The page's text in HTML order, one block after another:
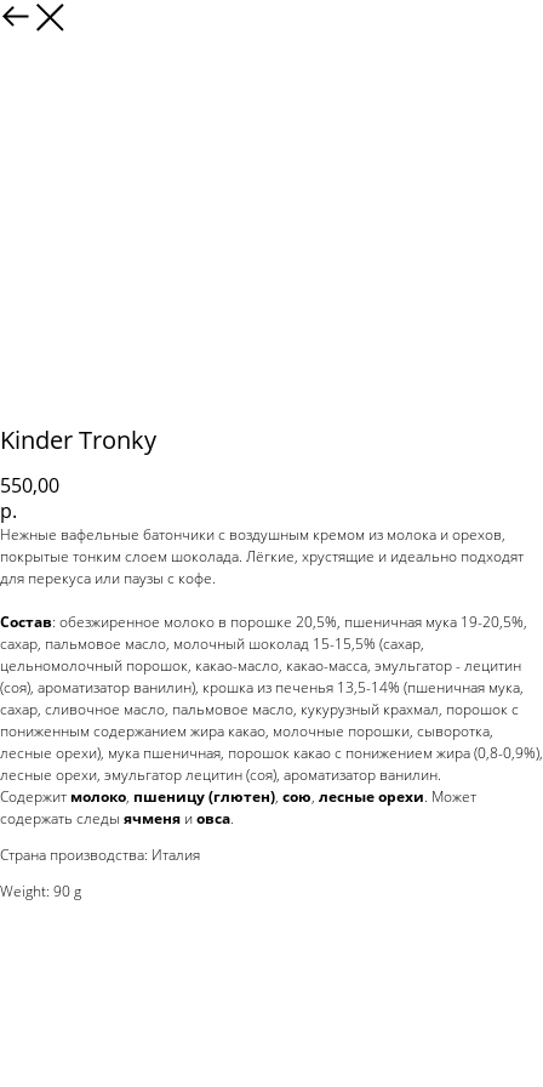
Kinder Tronky
550,00
р.
Нежные вафельные батончики с воздушным кремом из молока и орехов,
покрытые тонким слоем шоколада. Лёгкие, хрустящие и идеально подходят
для перекуса или паузы с кофе.
Состав: обезжиренное молоко в порошке 20,5%, пшеничная мука 19-20,5%,
сахар, пальмовое масло, молочный шоколад 15-15,5% (сахар,
цельномолочный порошок, какао-масло, какао-масса, эмульгатор - лецитин
(соя), ароматизатор ванилин), крошка из печенья 13,5-14% (пшеничная мука,
сахар, сливочное масло, пальмовое масло, кукурузный крахмал, порошок с
пониженным содержанием жира какао, молочные порошки, сыворотка,
лесные орехи), мука пшеничная, порошок какао с понижением жира (0,8-0,9%),
лесные орехи, эмульгатор лецитин (соя), ароматизатор ванилин.
Содержит молоко, пшеницу (глютен), сою, лесные орехи. Может
содержать следы ячменя иовса.
Страна производства: Италия
Weight: 90 g